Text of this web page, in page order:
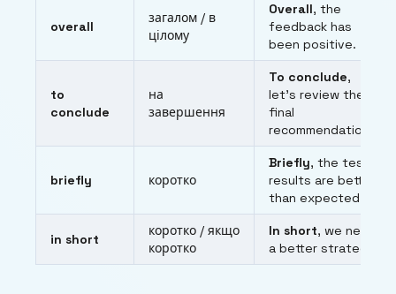
overall
загалом / в
цілому
Overall, the
feedback has
been positive.
to
conclude
на
завершення
To conclude,
let’s review the
final
recommendations.
briefly коротко
Briefly, the test
results are better
than expected.
in short
коротко / якщо
коротко
In short, we need
a better strategy.